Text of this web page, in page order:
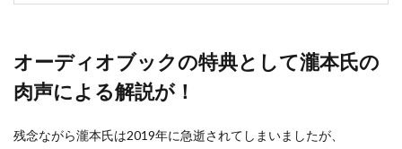
オーディオブックの特典として瀧本氏の
肉声による解説が！
残念ながら瀧本氏は2019年に急逝されてしまいましたが、